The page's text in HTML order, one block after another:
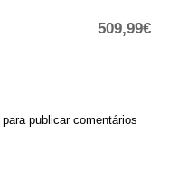
509,99€
para publicar comentários